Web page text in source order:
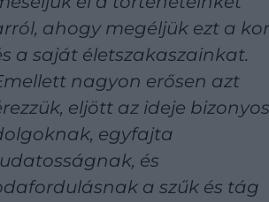
ahogy megéljük ezt a
a saját életszakaszainkat.
nagyon erősen azt
eljött az ideje bizonyos
egyfajta
és
a szűk és tág